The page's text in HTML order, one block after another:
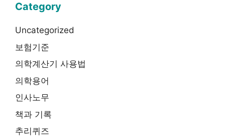
Category
Uncategorized
보험기준
의학계산기 사용법
의학용어
인사노무
책과 기록
추리퀴즈